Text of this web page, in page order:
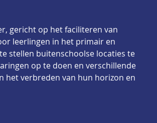
gericht op het faciliteren van
leerlingen in het primair en
stellen buitenschoolse locaties te
op te doen en verschillende
het verbreden van hun horizon en